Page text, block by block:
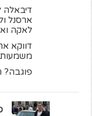
דיבאלה
ארסנל
לאקה
דווקא
פוגבה?